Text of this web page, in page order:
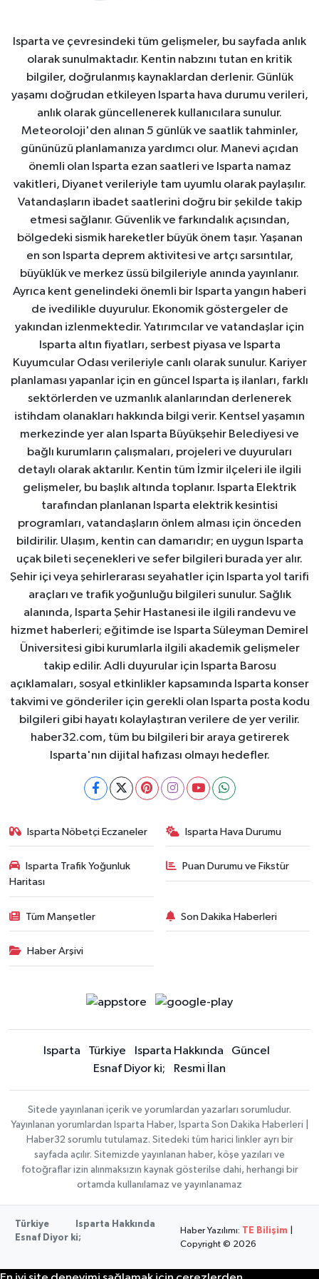
Isparta ve çevresindeki tüm gelişmeler, bu sayfada anlık
olarak sunulmaktadır. Kentin nabzını tutan en kritik
bilgiler, doğrulanmış kaynaklardan derlenir. Günlük
yaşamı doğrudan etkileyen Isparta hava durumu verileri,
anlık olarak güncellenerek kullanıcılara sunulur.
Meteoroloji'den alınan 5 günlük ve saatlik tahminler,
gününüzü planlamanıza yardımcı olur. Manevi açıdan
önemli olan Isparta ezan saatleri ve Isparta namaz
vakitleri, Diyanet verileriyle tam uyumlu olarak paylaşılır.
Vatandaşların ibadet saatlerini doğru bir şekilde takip
etmesi sağlanır. Güvenlik ve farkındalık açısından,
bölgedeki sismik hareketler büyük önem taşır. Yaşanan
en son Isparta deprem aktivitesi ve artçı sarsıntılar,
büyüklük ve merkez üssü bilgileriyle anında yayınlanır.
Ayrıca kent genelindeki önemli bir Isparta yangın haberi
de ivedilikle duyurulur. Ekonomik göstergeler de
yakından izlenmektedir. Yatırımcılar ve vatandaşlar için
Isparta altın fiyatları, serbest piyasa ve Isparta
Kuyumcular Odası verileriyle canlı olarak sunulur. Kariyer
planlaması yapanlar için en güncel Isparta iş ilanları, farklı
sektörlerden ve uzmanlık alanlarından derlenerek
istihdam olanakları hakkında bilgi verir. Kentsel yaşamın
merkezinde yer alan Isparta Büyükşehir Belediyesi ve
bağlı kurumların çalışmaları, projeleri ve duyuruları
detaylı olarak aktarılır. Kentin tüm İzmir ilçeleri ile ilgili
gelişmeler, bu başlık altında toplanır. Isparta Elektrik
tarafından planlanan Isparta elektrik kesintisi
programları, vatandaşların önlem alması için önceden
bildirilir. Ulaşım, kentin can damarıdır; en uygun Isparta
uçak bileti seçenekleri ve sefer bilgileri burada yer alır.
Şehir içi veya şehirlerarası seyahatler için Isparta yol tarifi
araçları ve trafik yoğunluğu bilgileri sunulur. Sağlık
alanında, Isparta Şehir Hastanesi ile ilgili randevu ve
hizmet haberleri; eğitimde ise Isparta Süleyman Demirel
Üniversitesi gibi kurumlarla ilgili akademik gelişmeler
takip edilir. Adli duyurular için Isparta Barosu
açıklamaları, sosyal etkinlikler kapsamında Isparta konser
takvimi ve gönderiler için gerekli olan Isparta posta kodu
bilgileri gibi hayatı kolaylaştıran verilere de yer verilir.
haber32.com, tüm bu bilgileri bir araya getirerek
Isparta'nın dijital hafızası olmayı hedefler.
Isparta Nöbetçi Eczaneler Isparta Hava Durumu
Isparta Trafik Yoğunluk
Haritası
Puan Durumu ve Fikstür
Tüm Manşetler Son Dakika Haberleri
Haber Arşivi
Isparta Türkiye Isparta Hakkında
Güncel
Esnaf Diyor ki;
Resmi İlan
Sitede yayınlanan içerik ve yorumlardan yazarları sorumludur.
Yayınlanan yorumlardan Isparta Haber, Isparta Son Dakika Haberleri |
Haber32 sorumlu tutulamaz. Sitedeki tüm harici linkler ayrı bir
sayfada açılır. Sitemizde yayınlanan haber, köşe yazıları ve
fotoğraflar izin alınmaksızın kaynak gösterilse dahi, herhangi bir
ortamda kullanılamaz ve yayınlanamaz
Türkiye
Isparta Hakkında
Esnaf Diyor ki;
Haber Yazılımı: TE Bilişim
Copyright © 2026